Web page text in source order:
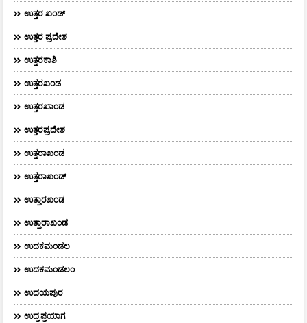
ಉತ್ತರ ಖಂಡ್
ಉತ್ತರ ಪ್ರದೇಶ
ಉತ್ತರಕಾಶಿ
ಉತ್ತರಖಂಡ
ಉತ್ತರಖಾಂಡ
ಉತ್ತರಪ್ರದೇಶ
ಉತ್ತರಾಖಂಡ
ಉತ್ತರಾಖಂಡ್
ಉತ್ತಾರಖಂಡ
ಉತ್ತಾರಾಖಂಡ
ಉದಕಮಂಡಲ
ಉದಕಮಂಡಲಂ
ಉದಯಪುರ
ಉದ್ರಪ್ರಯಾಗ